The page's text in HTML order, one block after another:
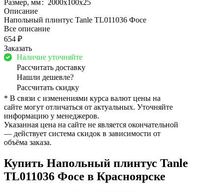
Размер, мм: 2000х100х25
Описание
Напольный плинтус Tanle TL011036 Фосе
Все описание
654 ₽
Заказать
Наличие уточняйте
Рассчитать доставку
Нашли дешевле?
Рассчитать скидку
* В связи с изменениями курса валют цены на
сайте могут отличаться от актуальных. Уточняйте
информацию у менеджеров.
Указанная цена на сайте не является окончательной
— действует система скидок в зависимости от
объёма заказа.
Купить Напольный плинтус Tanle
TL011036 Фосе в Красноярске